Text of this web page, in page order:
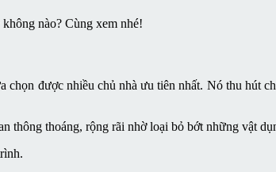
nào? Cùng xem nhé!
được nhiều chủ nhà ưu tiên nhất. Nó thu hút
thông thoáng, rộng rãi nhờ loại bỏ bớt những vật